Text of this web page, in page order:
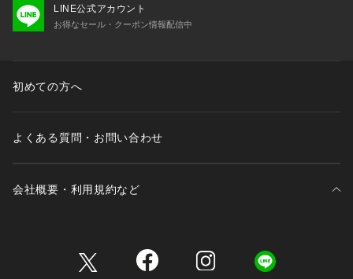
LINE公式アカウント
お得なセール・クーポン情報配信中
初めての方へ
よくある質問・お問い合わせ
会社概要・利用規約など